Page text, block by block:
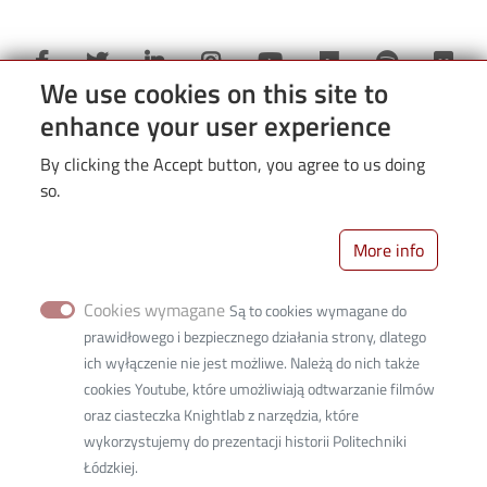
We use cookies on this site to
enhance your user experience
By clicking the Accept button, you agree to us doing
so.
More info
Cookies wymagane Są to cookies wymagane do
prawidłowego i bezpiecznego działania strony, dlatego
ich wyłączenie nie jest możliwe. Należą do nich także
cookies Youtube, które umożliwiają odtwarzanie filmów
oraz ciasteczka Knightlab z narzędzia, które
wykorzystujemy do prezentacji historii Politechniki
Łódzkiej.
Partnerzy jubileuszu i Wielkiego
Partnerzy Wielkiego Turnieju PŁ:
Links